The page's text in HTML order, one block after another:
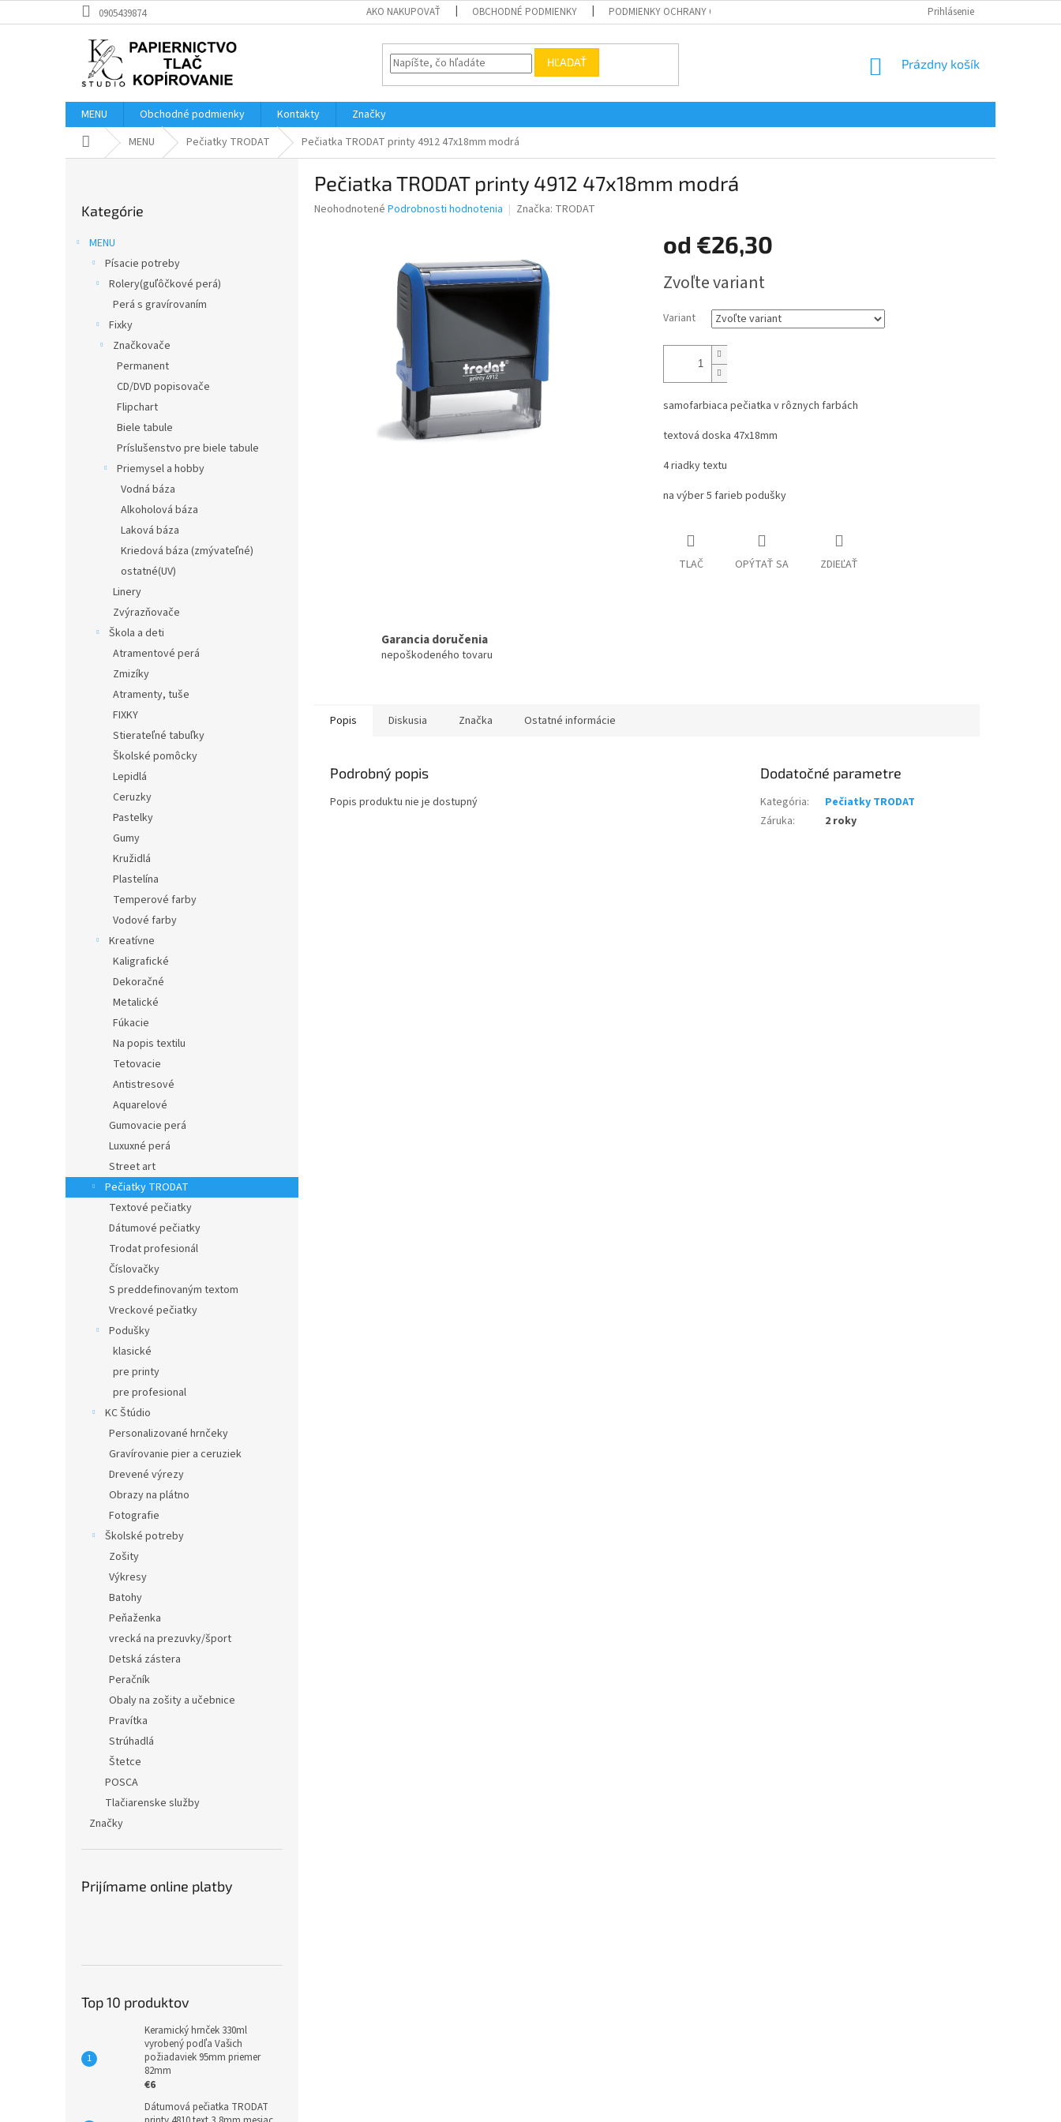
na
0905439874 AKO NAKUPOVAŤ OBCHODNÉ PODMIENKY PODMIENKY OCHRANY OSOBNÝCH ÚDAJOV Prihlásenie
HĽADAŤ
NÁKUPNÝ
Prázdny košík
MENU Obchodné podmienky Kontakty
Značky
DomovMENU Pečiatky TRODAT Pečiatka TRODAT printy 4912 47x18mm modrá
kategórie
Kategórie
MENU
Písacie potreby
Rolery(guľôčkové perá)
Perá s gravírovaním
Fixky
Značkovače
Permanent
CD/DVD popisovače
Flipchart
Biele tabule
Príslušenstvo pre biele tabule
Priemysel a hobby
Vodná báza
Alkoholová báza
Laková báza
Kriedová báza (zmývateľné)
ostatné(UV)
Linery
Zvýrazňovače
Škola a deti
Atramentové perá
Zmizíky
Atramenty, tuše
FIXKY
Stierateľné tabuľky
Školské pomôcky
Lepidlá
Ceruzky
Pastelky
Gumy
Kružidlá
Plastelína
Temperové farby
Vodové farby
Kreatívne
Kaligrafické
Dekoračné
Metalické
Fúkacie
Na popis textilu
Tetovacie
Antistresové
Aquarelové
Gumovacie perá
Luxuxné perá
Street art
Pečiatky TRODAT
Textové pečiatky
Dátumové pečiatky
Trodat profesionál
Číslovačky
S preddefinovaným textom
Vreckové pečiatky
Podušky
klasické
pre printy
pre profesional
KC Štúdio
Personalizované hrnčeky
Gravírovanie pier a ceruziek
Drevené výrezy
Obrazy na plátno
Fotografie
Školské potreby
Zošity
Výkresy
Batohy
Peňaženka
vrecká na prezuvky/šport
Detská zástera
Peračník
Obaly na zošity a učebnice
Pravítka
Strúhadlá
Štetce
POSCA
Tlačiarenske služby
Značky
Prijímame online platby
Top 10 produktov
Keramický hrnček 330ml
vyrobený podľa Vašich
požiadaviek 95mm priemer
82mm
€6
Dátumová pečiatka TRODAT
Pečiatka TRODAT printy 4912 47x18mm modrá
Priemerné
Neohodnotené Podrobnosti hodnotenia Značka: TRODAT
od €26,30
cena:
Zvoľte variant
Variant
samofarbiaca pečiatka v rôznych farbách
textová doska 47x18mm
4 riadky textu
na výber 5 farieb podušky
TLAČ OPÝTAŤ SA ZDIEĽAŤ
Garancia doručenia
nepoškodeného tovaru
Popis Diskusia Značka Ostatné informácie
Podrobný popis
Popis produktu nie je dostupný
Dodatočné parametre
Kategória:
Pečiatky TRODAT
Záruka: 2 roky